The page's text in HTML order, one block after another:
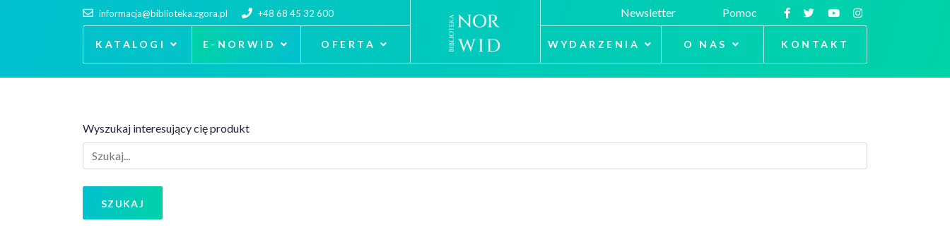
informacja@biblioteka.zgora.pl +48 68 45 32 600
KATALOGI E-NORWID OFERTA
Newsletter Pomoc
WYDARZENIA O NAS KONTAKT
Wyszukaj interesujący cię produkt
SZUKAJ